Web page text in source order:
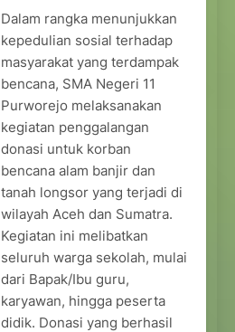
Dalam rangka menunjukkan
kepedulian sosial terhadap
masyarakat yang terdampak
bencana, SMA Negeri 11
Purworejo melaksanakan
kegiatan penggalangan
donasi untuk korban
bencana alam banjir dan
tanah longsor yang terjadi di
wilayah Aceh dan Sumatra.
Kegiatan ini melibatkan
seluruh warga sekolah, mulai
dari Bapak/Ibu guru,
karyawan, hingga peserta
didik. Donasi yang berhasil